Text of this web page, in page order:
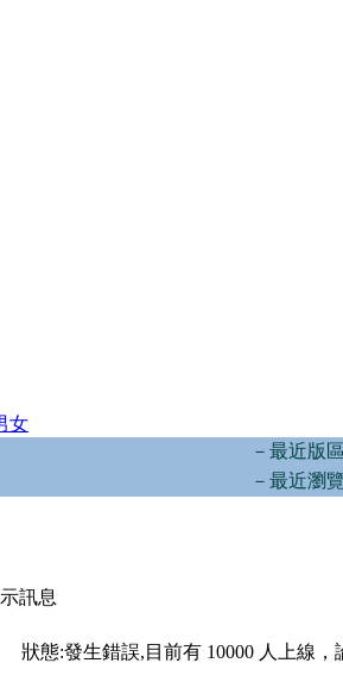
女
－最近版
－最近瀏
訊息
狀態:發生錯誤,目前有 10000 人上線